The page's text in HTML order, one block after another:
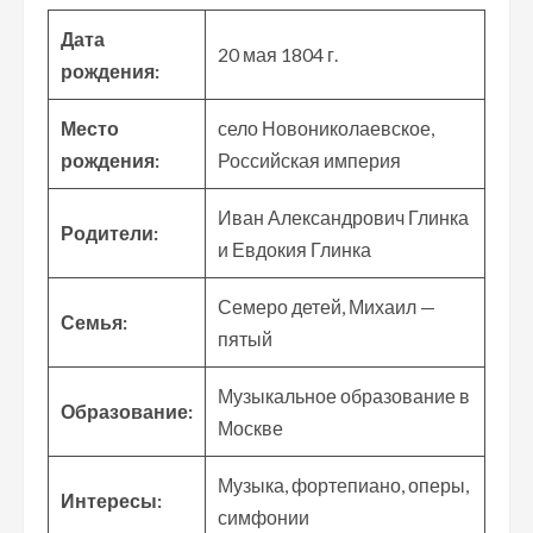
Дата
рождения:
20 мая 1804 г.
Место
рождения:
село Новониколаевское,
Российская империя
Родители:
Иван Александрович Глинка
и Евдокия Глинка
Семья:
Семеро детей, Михаил —
пятый
Образование:
Музыкальное образование в
Москве
Интересы:
Музыка, фортепиано, оперы,
симфонии